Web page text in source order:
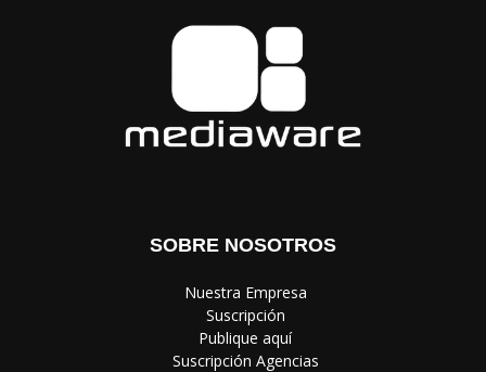
SOBRE NOSOTROS
‎ Nuestra Empresa
‎ Suscripción
‎ Publique aquí
‎ Suscripción Agencias